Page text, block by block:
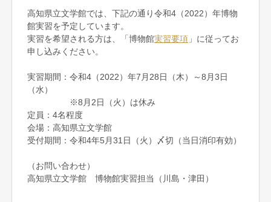
高知県立文学館では、下記の通り令和4（2022）年博物
館実習を予定しています。
実習を希望される方は、「博物館実習要項」に従ってお
申し込みください。
実習期間：令和4（2022）年7月28日（木）～8月3日
（水）
※8月2日（火）は休み
定員：4名程度
会場：高知県立文学館
受付期間：令和4年5月31日（火）〆切（当日消印有効）
（お問い合わせ）
高知県立文学館 博物館実習担当（川島・津田）